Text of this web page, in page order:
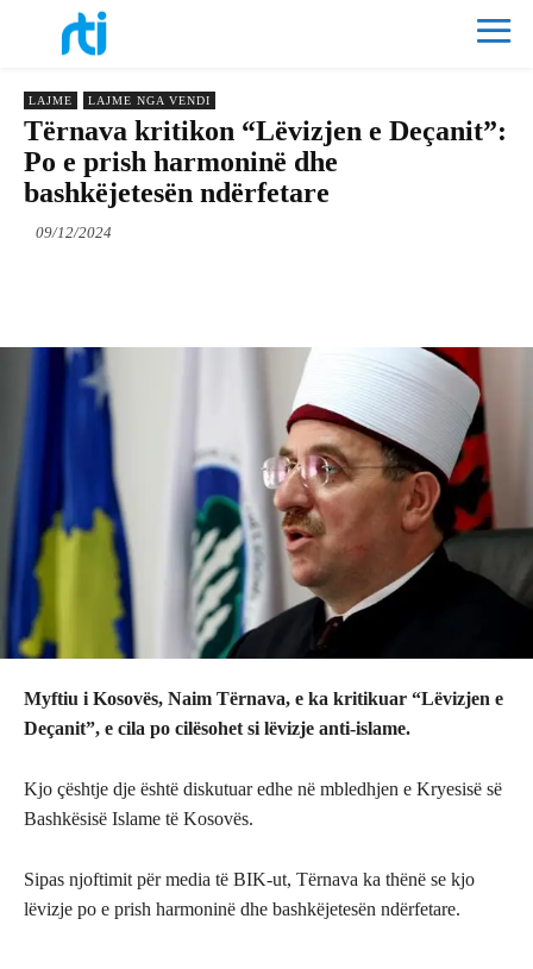
LAJME LAJME NGA VENDI
Tërnava kritikon “Lëvizjen e Deçanit”:
Po e prish harmoninë dhe
bashkëjetesën ndërfetare
09/12/2024
Myftiu i Kosovës, Naim Tërnava, e ka kritikuar “Lëvizjen e
Deçanit”, e cila po cilësohet si lëvizje anti-islame.
Kjo çështje dje është diskutuar edhe në mbledhjen e Kryesisë së
Bashkësisë Islame të Kosovës.
Sipas njoftimit për media të BIK-ut, Tërnava ka thënë se kjo
lëvizje po e prish harmoninë dhe bashkëjetesën ndërfetare.